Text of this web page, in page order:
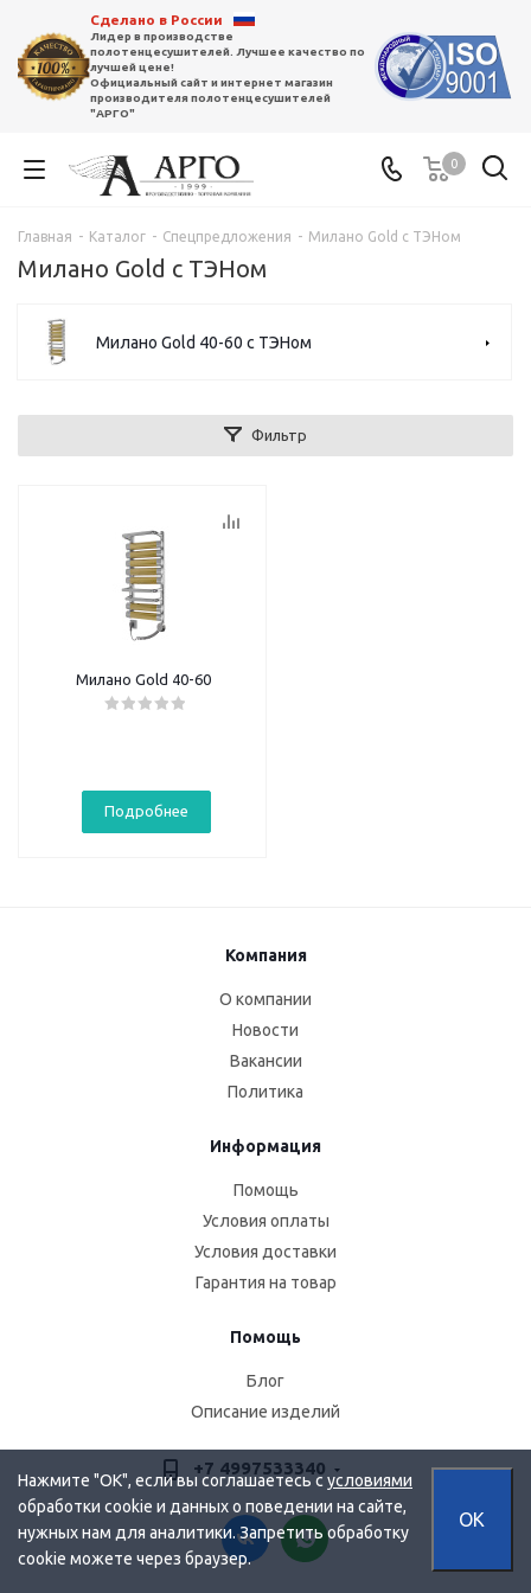
Сделано в России
Лидер в производстве
полотенцесушителей. Лучшее качество по
лучшей цене!
Официальный сайт и интернет магазин
производителя полотенцесушителей
"АРГО"
0
Главная - Каталог - Спецпредложения - Милано Gold с ТЭНом
Милано Gold с ТЭНом
Милано Gold 40-60 с ТЭНом
Фильтр
Милано Gold 40-60
Подробнее
Компания
О компании
Новости
Вакансии
Политика
Информация
Помощь
Условия оплаты
Условия доставки
Гарантия на товар
Помощь
Блог
Описание изделий
+7 4997533340
Нажмите "OK", если вы соглашаетесь сусловиями
обработки cookie и данных о поведении на сайте,
нужных нам для аналитики. Запретить обработку
cookie можете через браузер.
OK